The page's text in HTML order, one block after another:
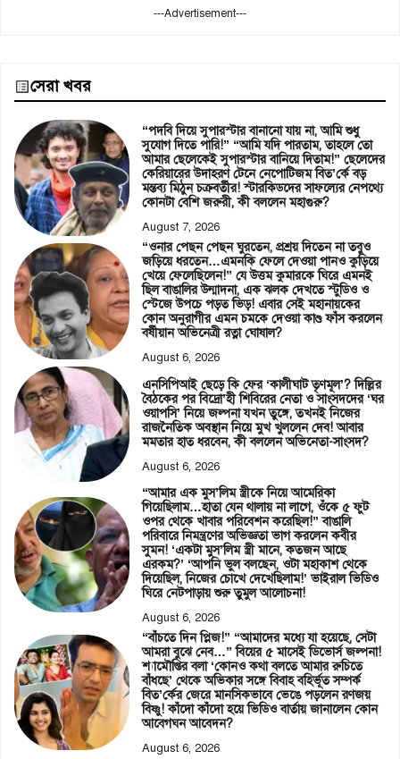
---Advertisement---
সেরা খবর
“পদবি দিয়ে সুপারস্টার বানানো যায় না, আমি শুধু
সুযোগ দিতে পারি!” “আমি যদি পারতাম, তাহলে তো
আমার ছেলেকেই সুপারস্টার বানিয়ে দিতাম!” ছেলেদের
কেরিয়ারের উদাহরণ টেনে নেপোটিজম বিত’র্কে বড়
মন্তব্য মিঠুন চক্রবর্তীর! স্টারকিডদের সাফল্যের নেপথ্যে
কোনটা বেশি জরুরী, কী বললেন মহাগুরু?
August 7, 2026
“ওনার পেছন পেছন ঘুরতেন, প্রশ্রয় দিতেন না তবুও
জড়িয়ে ধরতেন…এমনকি ফেলে দেওয়া পানও কুড়িয়ে
খেয়ে ফেলেছিলেন!” যে উত্তম কুমারকে ঘিরে এমনই
ছিল বাঙালির উন্মাদনা, এক ঝলক দেখতে স্টুডিও ও
স্টেজে উপচে পড়ত ভিড়! এবার সেই মহানায়কের
কোন অনুরাগীর এমন চমকে দেওয়া কাণ্ড ফাঁস করলেন
বর্ষীয়ান অভিনেত্রী রত্না ঘোষাল?
August 6, 2026
এনসিপিআই ছেড়ে কি ফের ‘কালীঘাট তৃণমূল’? দিল্লির
বৈঠকের পর বিদ্রো’হী শিবিরের নেতা ও সাংসদদের ‘ঘর
ওয়াপসি’ নিয়ে জল্পনা যখন তুঙ্গে, তখনই নিজের
রাজনৈতিক অবস্থান নিয়ে মুখ খুললেন দেব! আবার
মমতার হাত ধরবেন, কী বললেন অভিনেতা-সাংসদ?
August 6, 2026
“আমার এক মুস’লিম স্ত্রীকে নিয়ে আমেরিকা
গিয়েছিলাম…হাতা যেন থালায় না লাগে, ওঁকে ৫ ফুট
ওপর থেকে খাবার পরিবেশন করেছিল!” বাঙালি
পরিবারে নিমন্ত্রণের অভিজ্ঞতা ভাগ করলেন কবীর
সুমন! ‘একটা মুস’লিম স্ত্রী মানে, কতজন আছে
এরকম?’ ‘আপনি ভুল বলছেন, ওটা মহাকাশ থেকে
দিয়েছিল, নিজের চোখে দেখেছিলাম!’ ভাইরাল ভিডিও
ঘিরে নেটপাড়ায় শুরু তুমুল আলোচনা!
August 6, 2026
“বাঁচতে দিন প্লিজ!” “আমাদের মধ্যে যা হয়েছে, সেটা
আমরা বুঝে নেব…” বিয়ের ৫ মাসেই ডিভোর্স জল্পনা!
শ্যামৌপ্তির বলা ‘কোনও কথা বলতে আমার রুচিতে
বাঁধছে’ থেকে অভিকার সঙ্গে বিবাহ বহির্ভূত সম্পর্ক
বিত’র্কের জেরে মানসিকভাবে ভেঙে পড়লেন রণজয়
বিষ্ণু! কাঁদো কাঁদো হয়ে ভিডিও বার্তায় জানালেন কোন
আবেগঘন আবেদন?
August 6, 2026